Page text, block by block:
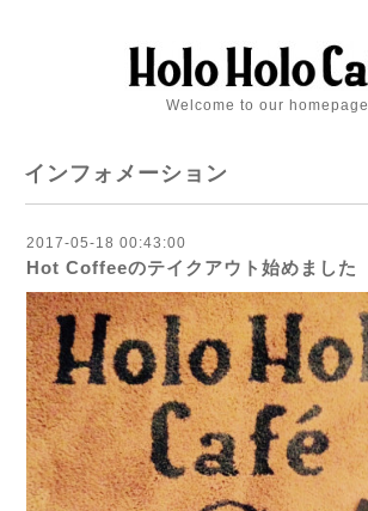
Welcome to our homepage
インフォメーション
2017-05-18 00:43:00
Hot Coffeeのテイクアウト始めました